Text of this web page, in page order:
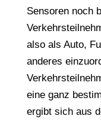
Sensoren noch
also als Auto,
anderes
eine ganz
ergibt sich aus